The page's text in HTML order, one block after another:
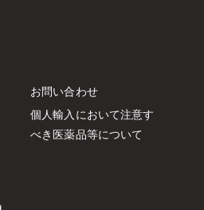
お問い合わせ
個人輸入において注意す
べき 医薬品等について